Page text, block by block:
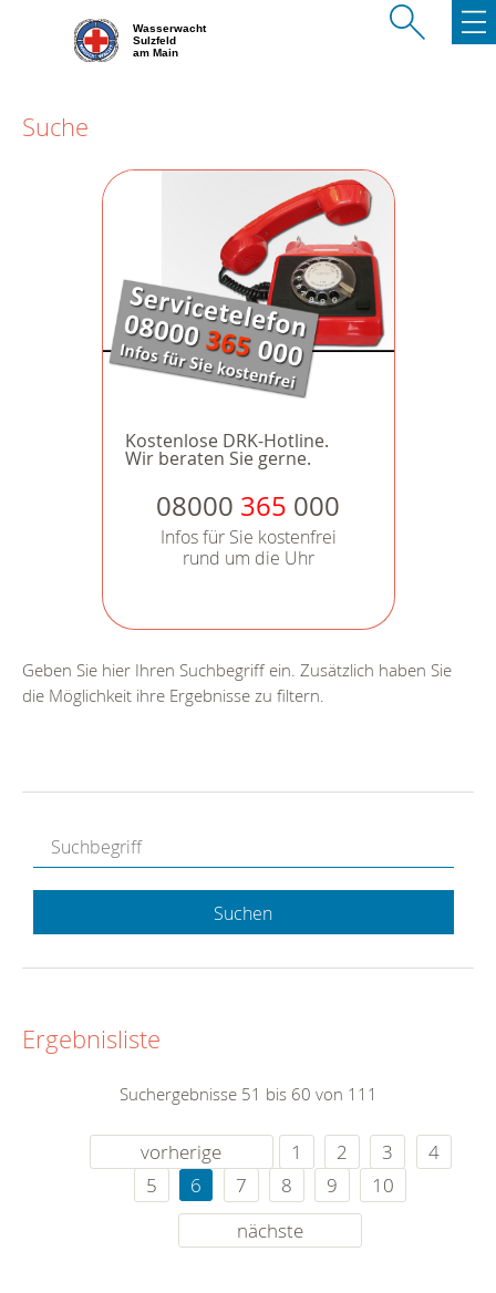
Wasserwacht
Sulzfeld
am Main
Suche
Kostenlose DRK-Hotline.
Wir beraten Sie gerne.
08000 365 000
Infos für Sie kostenfrei
rund um die Uhr
Geben Sie hier Ihren Suchbegriff ein. Zusätzlich haben Sie
die Möglichkeit ihre Ergebnisse zu filtern.
Suchen
Ergebnisliste
Suchergebnisse 51 bis 60 von 111
vorherige 1 2 3
4
5
6 7 8 9
10
nächste